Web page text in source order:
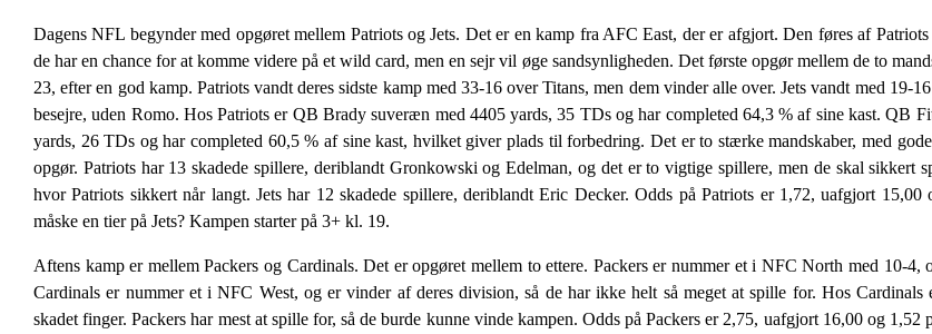
Dagens NFL begynder med opgøret mellem Patriots og Jets. Det er en kamp fra AFC East, der er afgjort. Den føres af
de har en chance for at komme videre på et wild card, men en sejr vil øge sandsynligheden. Det første opgør mellem de to
23, efter en god kamp. Patriots vandt deres sidste kamp med 33-16 over Titans, men dem vinder alle over. Jets vandt med 19-
besejre, uden Romo. Hos Patriots er QB Brady suveræn med 4405 yards, 35 TDs og har completed 64,3 % af sine kast. QB
yards, 26 TDs og har completed 60,5 % af sine kast, hvilket giver plads til forbedring. Det er to stærke mandskaber, med
opgør. Patriots har 13 skadede spillere, deriblandt Gronkowski og Edelman, og det er to vigtige spillere, men de skal sikkert
hvor Patriots sikkert når langt. Jets har 12 skadede spillere, deriblandt Eric Decker. Odds på Patriots er 1,72, uafgjort
måske en tier på Jets? Kampen starter på 3+ kl. 19.
Aftens kamp er mellem Packers og Cardinals. Det er opgøret mellem to ettere. Packers er nummer et i NFC North med 10-
Cardinals er nummer et i NFC West, og er vinder af deres division, så de har ikke helt så meget at spille for. Hos
skadet finger. Packers har mest at spille for, så de burde kunne vinde kampen. Odds på Packers er 2,75, uafgjort 16,00 og